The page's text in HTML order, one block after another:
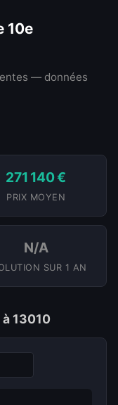
10e
— données
271 140 €
PRIX MOYEN
N/A
SUR 1 AN
13010